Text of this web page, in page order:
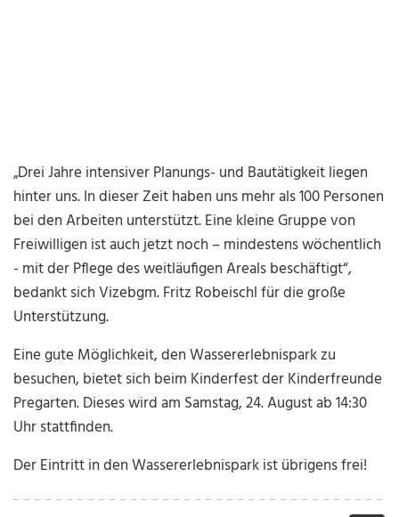
„Drei Jahre intensiver Planungs- und Bautätigkeit liegen
hinter uns. In dieser Zeit haben uns mehr als 100 Personen
bei den Arbeiten unterstützt. Eine kleine Gruppe von
Freiwilligen ist auch jetzt noch – mindestens wöchentlich
- mit der Pflege des weitläufigen Areals beschäftigt“,
bedankt sich Vizebgm. Fritz Robeischl für die große
Unterstützung.
Eine gute Möglichkeit, den Wassererlebnispark zu
besuchen, bietet sich beim Kinderfest der Kinderfreunde
Pregarten. Dieses wird am Samstag, 24. August ab 14:30
Uhr stattfinden.
Der Eintritt in den Wassererlebnispark ist übrigens frei!